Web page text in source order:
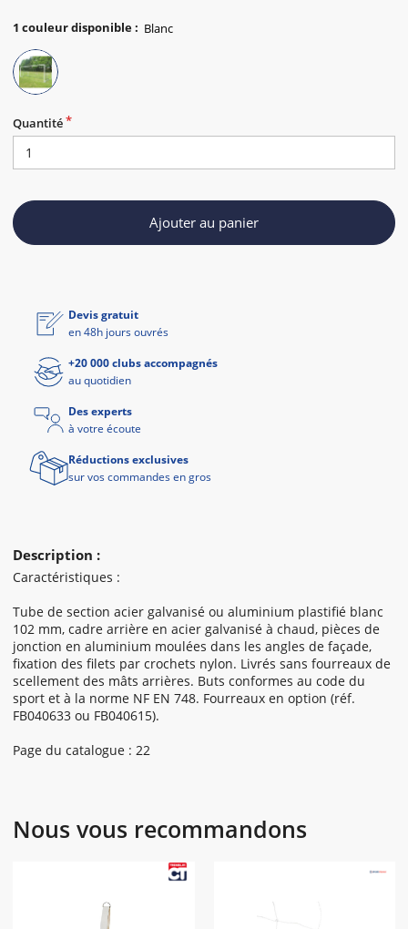
1 couleur disponible:
Quantité
Ajouter au panier
Description :
Caractéristiques :
Tube de section acier galvanisé ou aluminium plastifié blanc
102 mm, cadre arrière en acier galvanisé à chaud, pièces de
jonction en aluminium moulées dans les angles de façade,
fixation des filets par crochets nylon. Livrés sans fourreaux de
scellement des mâts arrières. Buts conformes au code du
sport et à la norme NF EN 748. Fourreaux en option (réf.
FB040633 ou FB040615).
Page du catalogue : 22
Devis gratuit
en 48h jours ouvrés
+20 000 clubs accompagnés
au quotidien
Des experts
à votre écoute
Réductions exclusives
sur vos commandes en gros
Nous vous recommandons